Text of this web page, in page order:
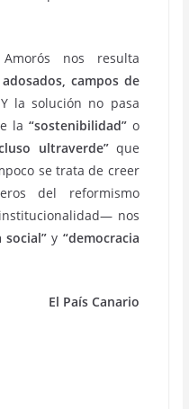
nos resulta
campos de
la solución no pasa
la “sostenibilidad”o
ultraverde”que
se trata de creer
del reformismo
nos
social” y “democracia
El País Canario